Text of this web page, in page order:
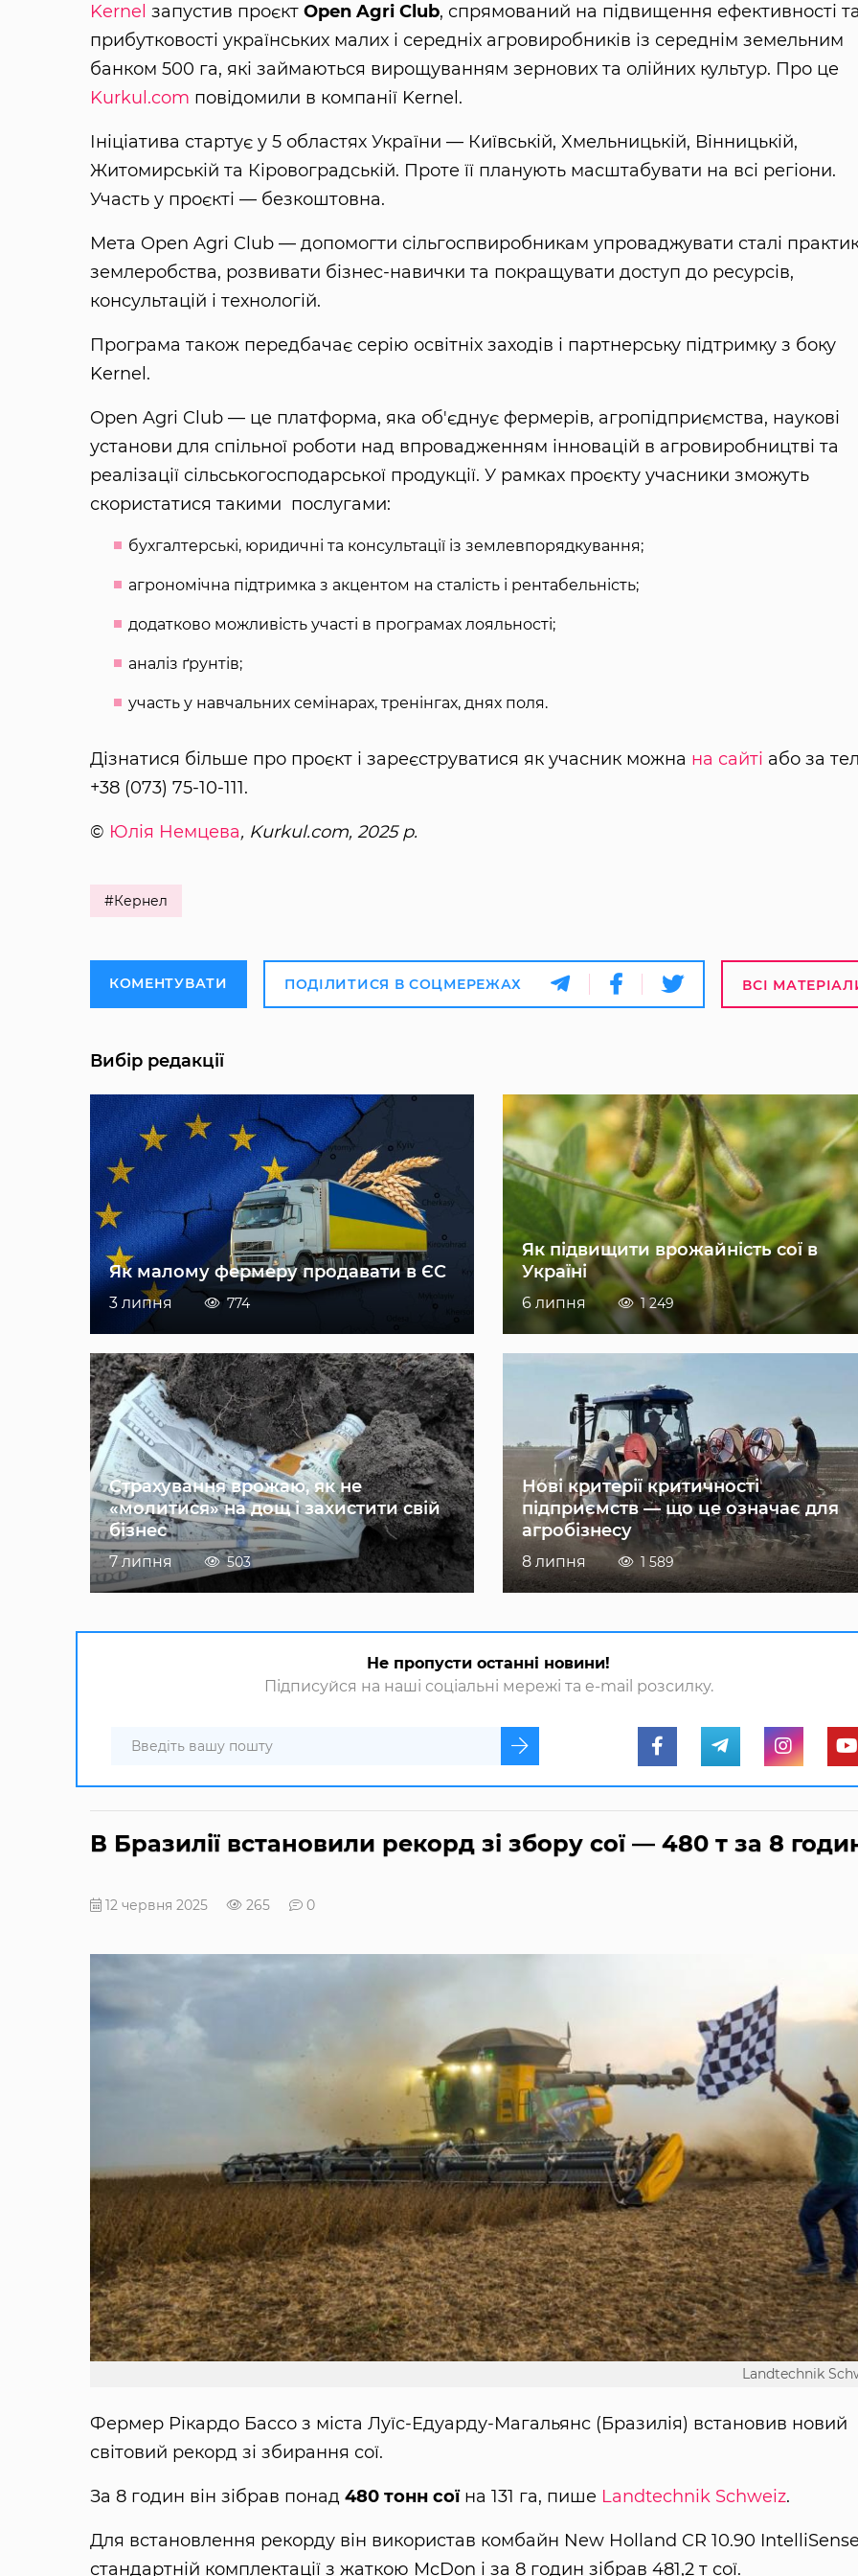
Kernel запустив проєкт Open Agri Club, спрямований на підвищення ефективності
прибутковості українських малих і середніх агровиробників із середнім земельним
банком 500 га, які займаються вирощуванням зернових та олійних культур. Про це
Kurkul.com повідомили в компанії Kernel.
Ініціатива стартує у 5 областях України — Київській, Хмельницькій, Вінницькій,
Житомирській та Кіровоградській. Проте її планують масштабувати на всі регіони.
Участь у проєкті — безкоштовна.
Мета Open Agri Club — допомогти сільгоспвиробникам упроваджувати сталі
землеробства, розвивати бізнес-навички та покращувати доступ до ресурсів,
консультацій і технологій.
Програма також передбачає серію освітніх заходів і партнерську підтримку з боку
Kernel.
Open Agri Club — це платформа, яка об'єднує фермерів, агропідприємства, наукові
установи для спільної роботи над впровадженням інновацій в агровиробництві та
реалізації сільськогосподарської продукції​. У рамках проєкту учасники зможуть
скористатися такими послугами:
бухгалтерські, юридичні та консультації із землевпорядкування;
агрономічна підтримка з акцентом на сталість і рентабельність;
додатково можливість участі в програмах лояльності;
аналіз ґрунтів;
участь у навчальних семінарах, тренінгах, днях поля.
Дізнатися більше про проєкт і зареєструватися як учасник можна на сайті або за
+38 (073) 75-10-111.
© Юлія Немцева, Kurkul.com, 2025 р.
#Кернел
КОМЕНТУВАТИ ПОДІЛИТИСЯ В СОЦМЕРЕЖАХ ВСІ
Вибір редакції
Як малому фермеру продавати в ЄС
3 липня 774
Як підвищити врожайність сої в
Україні
6 липня 1 249
Страхування врожаю, як не
«молитися» на дощ і захистити свій
бізнес
7 липня 503
Нові критерії критичності
підприємств — що це означає для
агробізнесу
8 липня 1 589
Не пропусти останні новини!
Підписуйся на наші соціальні мережі та e-mail розсилку.
В Бразилії встановили рекорд зі збору сої — 480 т за 8
12 червня 2025 265 0
Landtechnik
Фермер Рікардо Бассо з міста Луїс-Едуарду-Магальянс (Бразилія) встановив новий
світовий рекорд зі збирання сої.
За 8 годин він зібрав понад 480 тонн соїна 131 га, пише Landtechnik Schweiz.
Для встановлення рекорду він використав комбайн New Holland CR 10.90
стандартній комплектації з жаткою McDon і за 8 годин зібрав 481,2 т сої.